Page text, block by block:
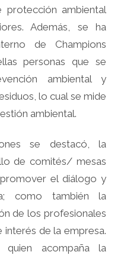
ambiental
Además, se ha
de Champions
personas que se
ambiental y
lo cual se mide
ambiental.
se destacó, la
de comités/ mesas
el diálogo y
como también la
de los profesionales
de la empresa.
acompaña la